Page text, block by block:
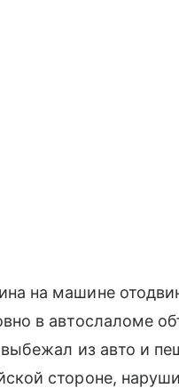
на машине
в автослаломе
из авто и
стороне,